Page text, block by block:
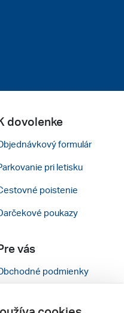
dovolenke
formulár
pri letisku
poistenie
poukazy
vás
podmienky